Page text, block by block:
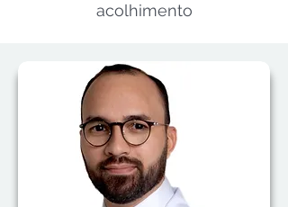
acolhimento